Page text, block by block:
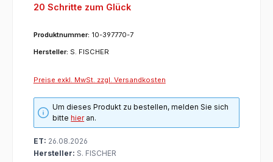
20 Schritte zum Glück
Produktnummer: 10-397770-7
Hersteller: S. FISCHER
Preise exkl. MwSt. zzgl. Versandkosten
Um dieses Produkt zu bestellen, melden Sie sich
bittehieran.
ET: 26.08.2026
Hersteller: S. FISCHER